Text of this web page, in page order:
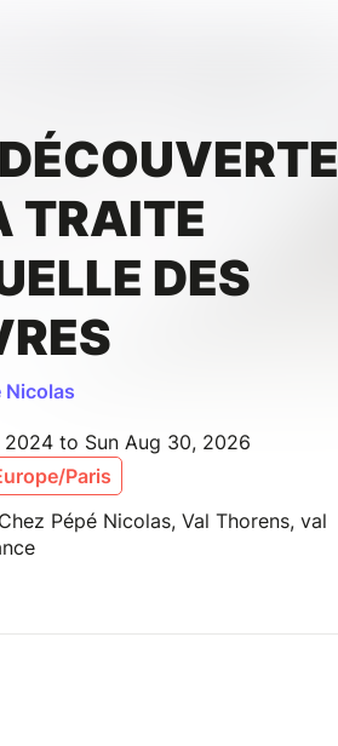
TRAITE
DES
Nicolas
2024 to Sun Aug 30, 2026
Paris
Pépé Nicolas, Val Thorens, val